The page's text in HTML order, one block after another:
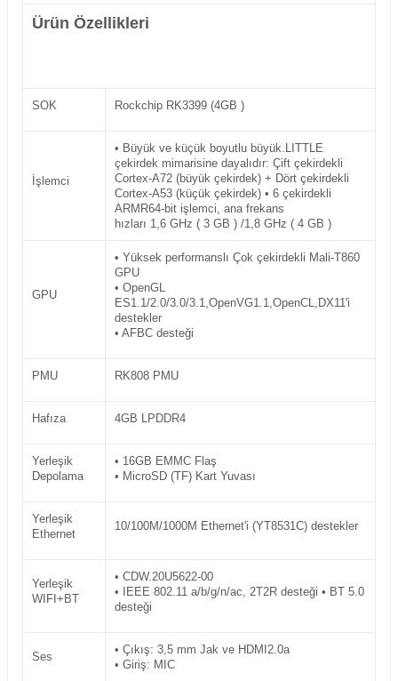
Ürün Özellikleri
SOK Rockchip RK3399 (4GB )
İşlemci
• Büyük ve küçük boyutlu büyük.LITTLE
çekirdek mimarisine dayalıdır: Çift çekirdekli
Cortex-A72 (büyük çekirdek) + Dört çekirdekli
Cortex-A53 (küçük çekirdek) • 6 çekirdekli
ARMR64-bit işlemci, ana frekans
hızları 1,6 GHz ( 3 GB ) /1,8 GHz ( 4 GB )
GPU
• Yüksek performanslı Çok çekirdekli Mali-T860
GPU
• OpenGL
ES1.1/2.0/3.0/3.1,OpenVG1.1,OpenCL,DX11'i
destekler
• AFBC desteği
PMU RK808 PMU
Hafıza 4GB LPDDR4
Yerleşik
Depolama
• 16GB EMMC Flaş
• MicroSD (TF) Kart Yuvası
Yerleşik
Ethernet
10/100M/1000M Ethernet'i (YT8531C) destekler
Yerleşik
WIFI+BT
• CDW.20U5622-00
• IEEE 802.11 a/b/g/n/ac, 2T2R desteği • BT 5.0
desteği
Ses
• Çıkış: 3,5 mm Jak ve HDMI2.0a
• Giriş: MIC